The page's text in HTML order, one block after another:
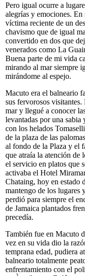
Pero igual ocurre a
alegrías y emociones.
víctima reciente de un
chavismo que de igual
convertido en dos que
venerados como La
Buena parte de mi vida
mirando al mar siempre
mirándome al espejo.
Macuto era el balneario
sus fervorosos visitantes.
mar y llegué a conocer
levantadas por una sabia
con los helados
de la plaza de las
al fondo de la Plaza y el
que atraía la atención de
el servicio en platos que
activaba el Hotel
Chataing, hoy en estado
mantengo de los lugares
perdió para siempre el
de Jamaica plantados
precedía.
También fue en Macuto
vez en su vida dio la
temprana edad, pudiera
balneario totalmente
enfrentamiento con el